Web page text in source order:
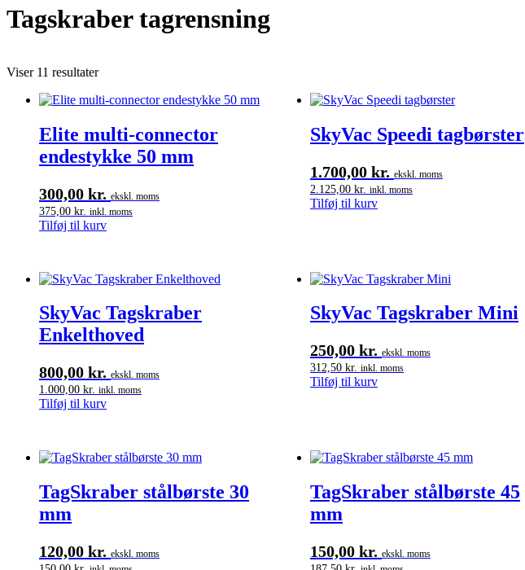
Tagskraber tagrensning
Viser 11 resultater
Elite multi-connector
endestykke 50 mm
300,00 kr. ekskl. moms
375,00 kr. inkl. moms
Tilføj til kurv
SkyVac Speedi tagbørster
1.700,00 kr. ekskl. moms
2.125,00 kr. inkl. moms
Tilføj til kurv
SkyVac Tagskraber
Enkelthoved
800,00 kr. ekskl. moms
1.000,00 kr. inkl. moms
Tilføj til kurv
SkyVac Tagskraber Mini
250,00 kr. ekskl. moms
312,50 kr. inkl. moms
Tilføj til kurv
TagSkraber stålbørste 30
mm
120,00 kr. ekskl. moms
TagSkraber stålbørste 45
mm
150,00 kr. ekskl. moms